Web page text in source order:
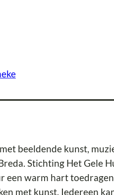
beeldende kunst,
Stichting Het Gele
een warm hart
met kunst. Iedereen